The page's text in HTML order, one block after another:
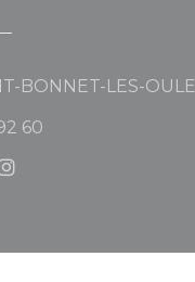
BONNET-LES-
60
((otevře se v
Instagram ((otevře